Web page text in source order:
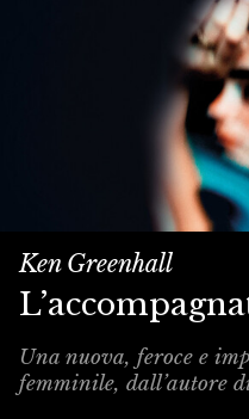
Ken Greenhall
Una nuova, feroce e
femminile, dall’autore